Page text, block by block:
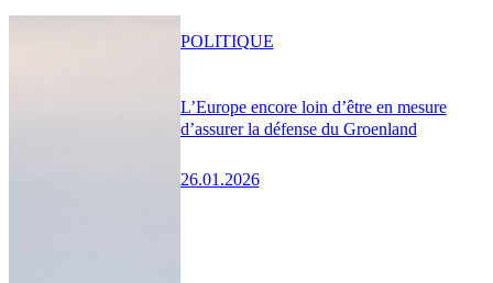
L’Europe encore loin d’être en mesure
d’assurer la défense du Groenland
26.01.2026
POLITIQUE